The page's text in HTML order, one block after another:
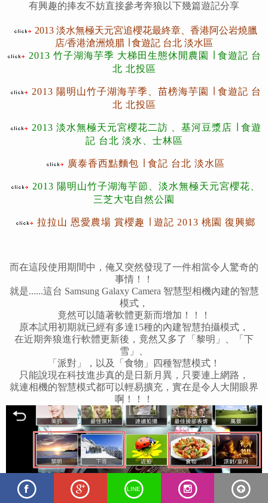
有興趣的捧友不妨直接參考奔狼以下幾篇遊記分享
2013 淡水無極天元宮追櫻花最終章、香港阿公岩燒臘
店/香港滄洲燒腊 ∣ 食遊記 台北 淡水區
2013 竹子湖海芋季 大梯田生態休閒農園 ∣ 食遊記 台
北 北投區
2013 陽明山竹子湖海芋季、苗榜海芋園 ∣ 食遊記 台
北 北投區
2013 淡水無極天元宮櫻花二訪 、基河豆漿店 ∣ 食遊
記 台北 淡水、士林區
廣泰香西點麵包 ∣ 食記 台北 淡水區
2013 陽明山竹子湖海芋節、淡水無極天元宮櫻花、
三芝大屯自然公園
拉拉山 恩愛農場 賞櫻趣 ∣ 遊記 2013 桃園 復興鄉
而在這段使用期間中，俺又突然發現了一件相當令人驚奇的
事情！！
就是......這台 Samsung Galaxy Camera 智慧型相機內建的智慧
模式，
竟然可以隨著軟體更新而增加！！！
原本試用初期就已經有多達15種的內建智慧拍攝模式，
在近期奔狼進行軟體更新後，竟然又多了「黎明」、「下
雪」、
「派對」，以及「食物」四種智慧模式！
只能說現在科技進步真的是日新月異，只要連上網路，
就連相機的智慧模式都可以輕易擴充，實在是令人大開眼界
啊！！！
LINE